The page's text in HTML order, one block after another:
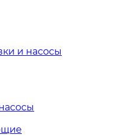
и насосы